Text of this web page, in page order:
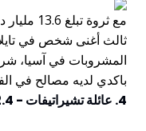
مع ثروة
ثالث أغنى شخص في
المشروبات في آسيا،
باكدي لديه مصالح في
4. عائلة تشيراتيفات - 12.4 مليار دولار